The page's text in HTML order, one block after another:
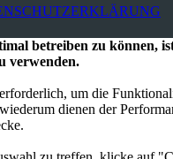
betreiben zu können,
verwenden.
um die
dienen der